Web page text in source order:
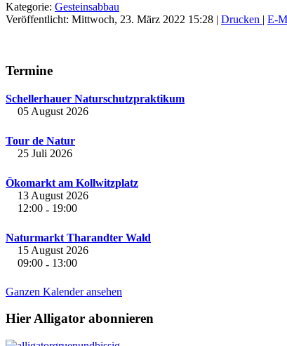
Kategorie: Gesteinsabbau
Veröffentlicht: Mittwoch, 23. März 2022 15:28 | Drucken | E-
Termine
Schellerhauer Naturschutzpraktikum
05 August 2026
Tour de Natur
25 Juli 2026
Ökomarkt am Kollwitzplatz
13 August 2026
12:00 - 19:00
Naturmarkt Tharandter Wald
15 August 2026
09:00 - 13:00
Ganzen Kalender ansehen
Hier Alligator abonnieren